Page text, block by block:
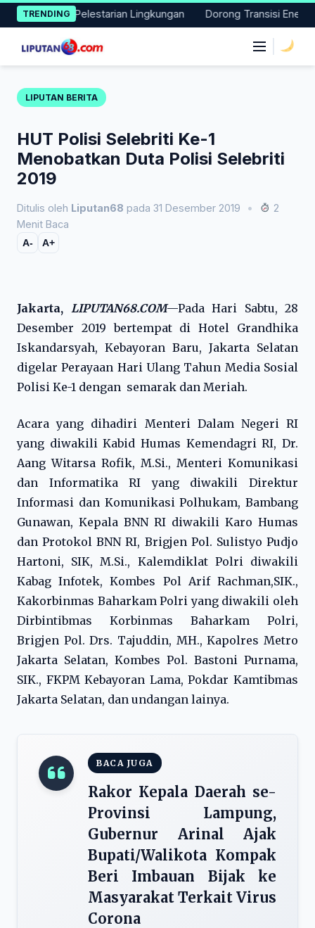
Skip
to
content
TRENDING
Nyata Pelestarian Lingkungan Dorong Transisi Energi di
LIPUTAN BERITA
HUT Polisi Selebriti Ke-1
Menobatkan Duta Polisi Selebriti
2019
Ditulis oleh Liputan68 pada 31 Desember 2019 •
2
Menit Baca
A- A+
Jakarta, LIPUTAN68.COM—Pada Hari Sabtu, 28
Desember 2019 bertempat di Hotel Grandhika
Iskandarsyah, Kebayoran Baru, Jakarta Selatan
digelar Perayaan Hari Ulang Tahun Media Sosial
Polisi Ke-1 dengan semarak dan Meriah.
Acara yang dihadiri Menteri Dalam Negeri RI
yang diwakili Kabid Humas Kemendagri RI, Dr.
Aang Witarsa Rofik, M.Si., Menteri Komunikasi
dan Informatika RI yang diwakili Direktur
Informasi dan Komunikasi Polhukam, Bambang
Gunawan, Kepala BNN RI diwakili Karo Humas
dan Protokol BNN RI, Brigjen Pol. Sulistyo Pudjo
Hartoni, SIK, M.Si., Kalemdiklat Polri diwakili
Kabag Infotek, Kombes Pol Arif Rachman,SIK.,
Kakorbinmas Baharkam Polri yang diwakili oleh
Dirbintibmas Korbinmas Baharkam Polri,
Brigjen Pol. Drs. Tajuddin, MH., Kapolres Metro
Jakarta Selatan, Kombes Pol. Bastoni Purnama,
SIK., FKPM Kebayoran Lama, Pokdar Kamtibmas
Jakarta Selatan, dan undangan lainya.
BACA JUGA
Rakor Kepala Daerah se-
Provinsi Lampung,
Gubernur Arinal Ajak
Bupati/Walikota Kompak
Beri Imbauan Bijak ke
Masyarakat Terkait Virus
Corona